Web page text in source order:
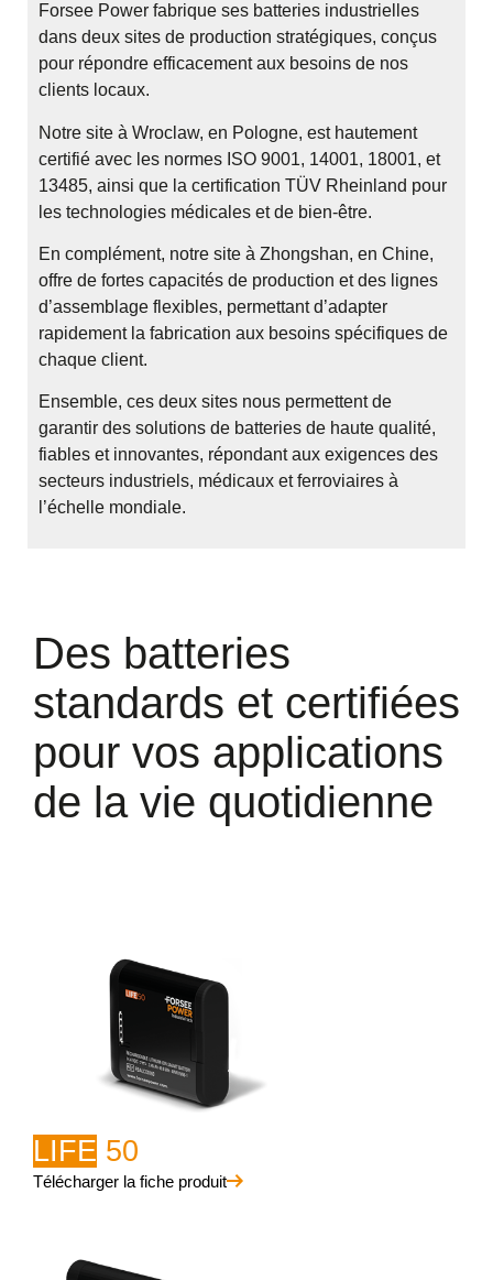
Forsee Power fabrique ses batteries industrielles
dans deux sites de production stratégiques, conçus
pour répondre efficacement aux besoins de nos
clients locaux.
Notre site à Wroclaw, en Pologne, est hautement
certifié avec les normes ISO 9001, 14001, 18001, et
13485, ainsi que la certification TÜV Rheinland pour
les technologies médicales et de bien-être.
En complément, notre site à Zhongshan, en Chine,
offre de fortes capacités de production et des lignes
d’assemblage flexibles, permettant d’adapter
rapidement la fabrication aux besoins spécifiques de
chaque client.
Ensemble, ces deux sites nous permettent de
garantir des solutions de batteries de haute qualité,
fiables et innovantes, répondant aux exigences des
secteurs industriels, médicaux et ferroviaires à
l’échelle mondiale.
Des batteries
standards et certifiées
pour vos applications
de la vie quotidienne
LIFE 50
Télécharger la fiche produit